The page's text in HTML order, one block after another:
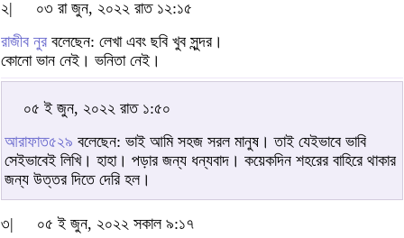
২|
০৩ রা জুন, ২০২২ রাত ১২:১৫
রাজীব নুর বলেছেন: লেখা এবং ছবি খুব সুন্দর।
কোনো ভান নেই। ভনিতা নেই।
০৫ ই জুন, ২০২২ রাত ১:৫০
আরাফাত৫২৯ বলেছেন: ভাই আমি সহজ সরল মানুষ। তাই যেইভাবে ভাবি
সেইভাবেই লিখি। হাহা। পড়ার জন্য ধন্যবাদ। কয়েকদিন শহরের বাহিরে থাকার
জন্য উত্তর দিতে দেরি হল।
৩|
০৫ ই জুন, ২০২২ সকাল ৯:১৭